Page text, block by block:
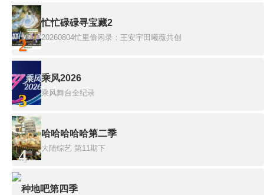
2
忙忙碌碌寻宝藏2
20260804忙里偷闲录：王安宇田曦薇共创
3
乘风2026
乘风舞台全纪录
4
哈哈哈哈哈第二季
大陆综艺 第11期下
种地吧第四季